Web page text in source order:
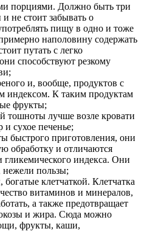
порциями. Должно быть три
не стоит забывать о
пищу в одно и тоже
наполовину содержать
путать с легко
способствуют резкому
и, вообще, продуктов с
индексом. К таким продуктам
фрукты;
тошноты лучше возле кровати
и сухое печенье;
быстрого приготовления, они
обработку и отличаются
гликемического индекса. Они
нежели пользы;
клетчаткой. Клетчатка
витаминов и минералов,
а также предотвращает
и жира. Сюда можно
фрукты, каши,